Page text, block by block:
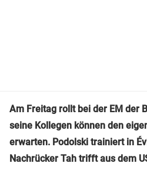
Am Freitag rollt bei der EM der
seine Kollegen können den
erwarten. Podolski trainiert in
Nachrücker Tah trifft aus dem